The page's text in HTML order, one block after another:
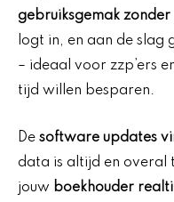
gebruiksgemak zonder
logt in, en aan de slag
– ideaal voor zzp’ers
tijd willen besparen.
De software updates
data is altijd en overal
jouw boekhouder